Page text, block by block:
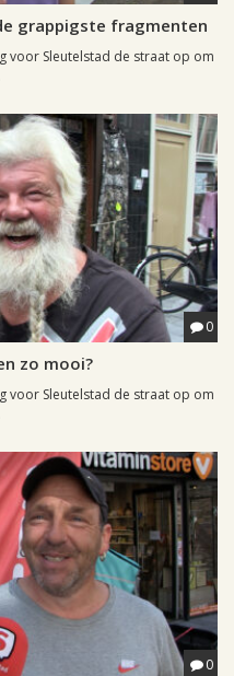
grappigste fragmenten
voor Sleutelstad de straat op om
0
zo mooi?
voor Sleutelstad de straat op om
0